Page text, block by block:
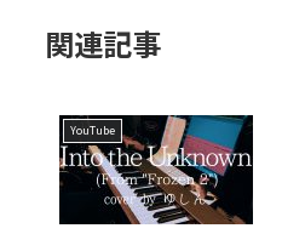
関連記事
YouTube